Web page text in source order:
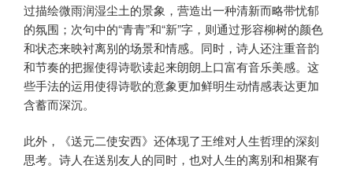
过描绘微雨润湿尘土的景象，营造出一种清新而略带忧郁
的氛围；次句中的“青青”和“新”字，则通过形容柳树的颜色
和状态来映衬离别的场景和情感。同时，诗人还注重音韵
和节奏的把握使得诗歌读起来朗朗上口富有音乐美感。这
些手法的运用使得诗歌的意象更加鲜明生动情感表达更加
含蓄而深沉。
此外，《送元二使安西》还体现了王维对人生哲理的深刻
思考。诗人在送别友人的同时，也对人生的离别和相聚有